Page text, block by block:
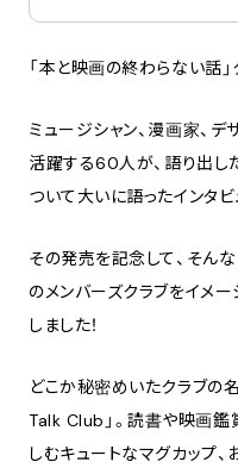
「本と映画の終わらない話」
ミュージシャン、漫画家、
活躍する60人が、語り出し
ついて大いに語ったインタ
その発売を記念して、そん
のメンバーズクラブをイメ
しました！
どこか秘密めいたクラブ
Talk Club」。読書や映画鑑
しむキュートなマグカップ